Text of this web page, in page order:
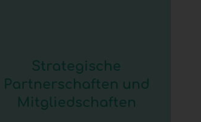
Strategische
Partnerschaften und
Mitgliedschaften